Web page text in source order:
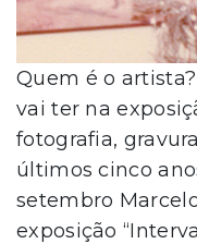
Quem é o
vai ter na
fotografia,
últimos cinco
setembro
exposição